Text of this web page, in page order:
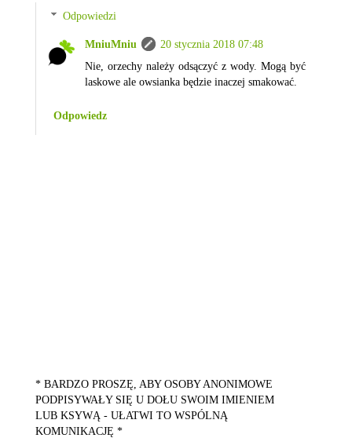
Odpowiedzi
MniuMniu
20 stycznia 2018 07:48
Nie, orzechy należy odsączyć z wody. Mogą być
laskowe ale owsianka będzie inaczej smakować.
Odpowiedz
* BARDZO PROSZĘ, ABY OSOBY ANONIMOWE
PODPISYWAŁY SIĘ U DOŁU SWOIM IMIENIEM
LUB KSYWĄ - UŁATWI TO WSPÓLNĄ
KOMUNIKACJĘ *